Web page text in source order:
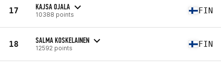
17 KAJSA OJALA
10388 points FIN
18 SALMA KOSKELAINEN
12592 points FIN